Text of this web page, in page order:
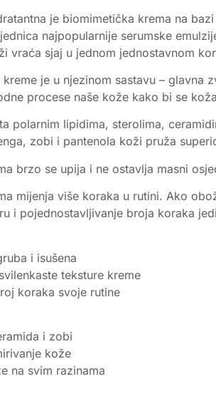
je biomimetička krema na
najpopularnije serumske
vraća sjaj u jednom jednostavnom
kreme je u njezinom sastavu –
procese naše kože kako bi se
polarnim lipidima, sterolima,
zobi i pantenola koži pruža
brzo se upija i ne ostavlja masni
mijenja više koraka u rutini. Ako
i pojednostavljivanje broja koraka
i isušena
teksture kreme
koraka svoje rutine
i zobi
kože
na svim razinama